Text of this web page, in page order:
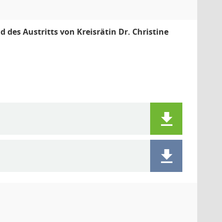
des Austritts von Kreisrätin Dr. Christine